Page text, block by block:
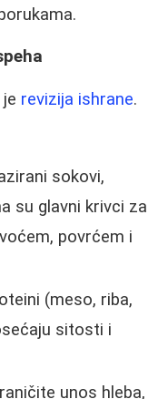
revizija ishrane.
sokovi,
su glavni krivci za
povrćem i
(meso, riba,
sitosti i
unos hleba,